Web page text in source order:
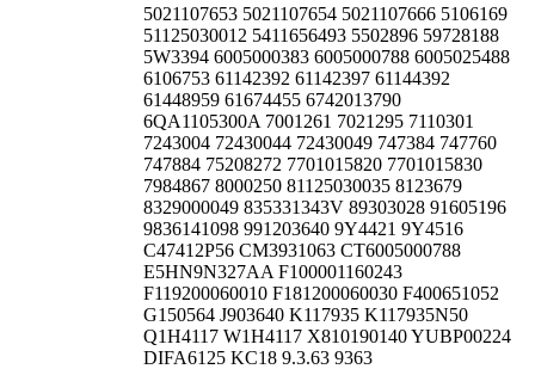
5021107653 5021107654 5021107666 5106169
51125030012 5411656493 5502896 59728188
5W3394 6005000383 6005000788 6005025488
6106753 61142392 61142397 61144392
61448959 61674455 6742013790
6QA1105300A 7001261 7021295 7110301
7243004 72430044 72430049 747384 747760
747884 75208272 7701015820 7701015830
7984867 8000250 81125030035 8123679
8329000049 835331343V 89303028 91605196
9836141098 991203640 9Y4421 9Y4516
C47412P56 CM3931063 CT6005000788
E5HN9N327AA F100001160243
F119200060010 F181200060030 F400651052
G150564 J903640 K117935 K117935N50
Q1H4117 W1H4117 X810190140 YUBP00224
DIFA6125 KC18 9.3.63 9363